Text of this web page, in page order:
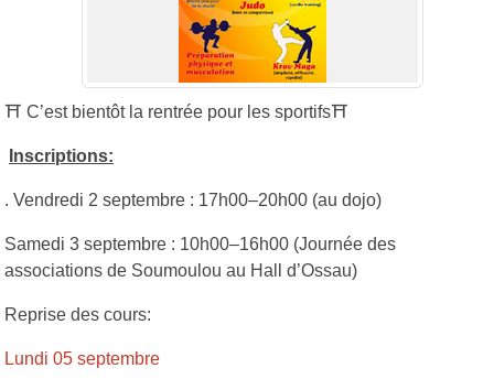
⛩ C’est bientôt la rentrée pour les sportifs⛩
Inscriptions:
. Vendredi 2 septembre : 17h00–20h00 (au dojo)
Samedi 3 septembre : 10h00–16h00 (Journée des
associations de Soumoulou au Hall d’Ossau)
Reprise des cours:
Lundi 05 septembre